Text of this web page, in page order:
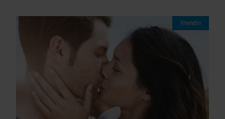
Vriendin